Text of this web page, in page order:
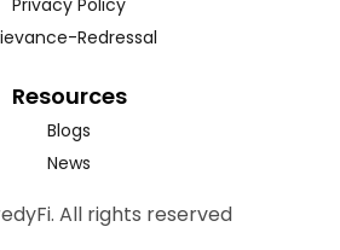
Redressal
Resources
Blogs
News
All rights reserved